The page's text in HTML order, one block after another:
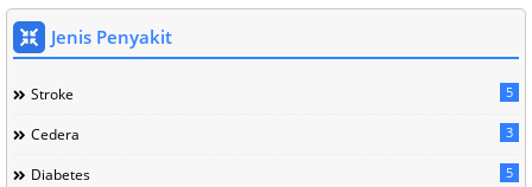
Jenis Penyakit
Stroke 5
Cedera 3
Diabetes 5